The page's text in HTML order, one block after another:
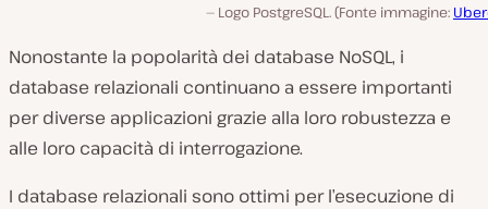
Logo PostgreSQL. (Fonte immagine:
Nonostante la popolarità dei database NoSQL, i
database relazionali continuano a essere importanti
per diverse applicazioni grazie alla loro robustezza e
alle loro capacità di interrogazione.
I database relazionali sono ottimi per l’esecuzione di